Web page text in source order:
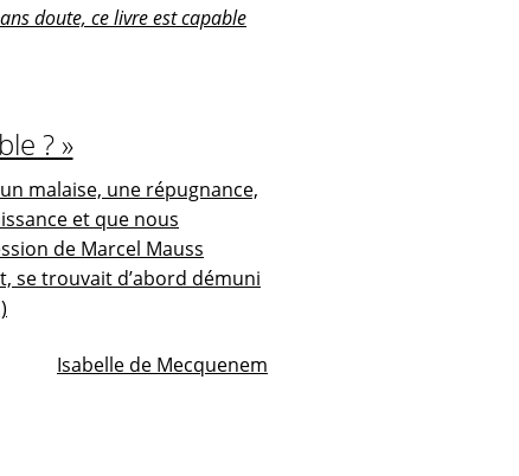
doute, ce livre est capable
? »
malaise, une répugnance,
et que nous
de Marcel Mauss
se trouvait d’abord démuni
Isabelle de Mecquenem